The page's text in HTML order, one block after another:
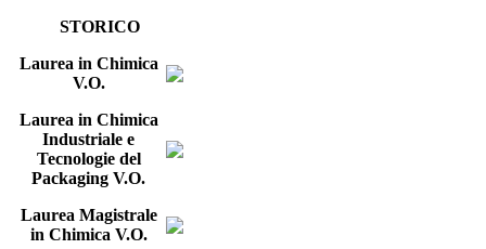
STORICO
Laurea in Chimica
V.O.
Laurea in Chimica
Industriale e
Tecnologie del
Packaging V.O.
Laurea Magistrale
in Chimica V.O.